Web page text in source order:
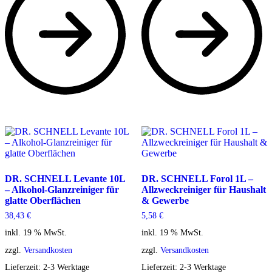
DR. SCHNELL Levante 10L
– Alkohol-Glanzreiniger für
glatte Oberflächen
38,43 €
inkl. 19 % MwSt.
zzgl. Versandkosten
Lieferzeit: 2-3 Werktage
DR. SCHNELL Forol 1L –
Allzweckreiniger für Haushalt
& Gewerbe
5,58 €
inkl. 19 % MwSt.
zzgl. Versandkosten
Lieferzeit: 2-3 Werktage